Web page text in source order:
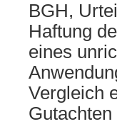
BGH,
Haftung
eines
Vergleich